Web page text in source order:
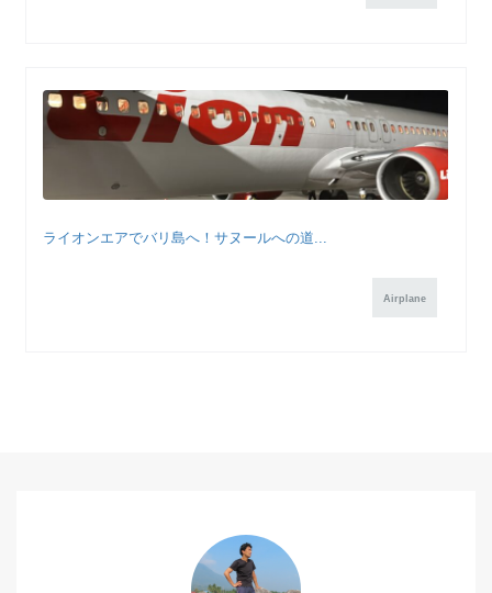
ライオンエアでバリ島へ！サヌールへの道...
Airplane